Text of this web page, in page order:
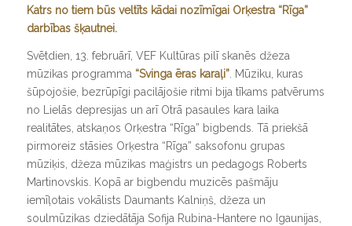
Katrs no tiem būs veltīts kādai nozīmīgai Orķestra “Rīga”
darbības šķautnei.
Svētdien, 13. februārī, VEF Kultūras pilī skanēs džeza
mūzikas programma “Svinga ēras karaļi”. Mūziku, kuras
šūpojošie, bezrūpīgi pacilājošie ritmi bija tīkams patvērums
no Lielās depresijas un arī Otrā pasaules kara laika
realitātes, atskaņos Orķestra “Rīga” bigbends. Tā priekšā
pirmoreiz stāsies Orķestra “Rīga” saksofonu grupas
mūziķis, džeza mūzikas maģistrs un pedagogs Roberts
Martinovskis. Kopā ar bigbendu muzicēs pašmāju
iemīļotais vokālists Daumants Kalniņš, džeza un
soulmūzikas dziedātāja Sofija Rubina-Hantere no Igaunijas,